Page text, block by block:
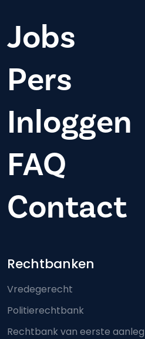
Jobs
Pers
Inloggen
FAQ
Contact
Footer-menu
Rechtbanken
Vredegerecht
Politierechtbank
Rechtbank van eerste aanleg